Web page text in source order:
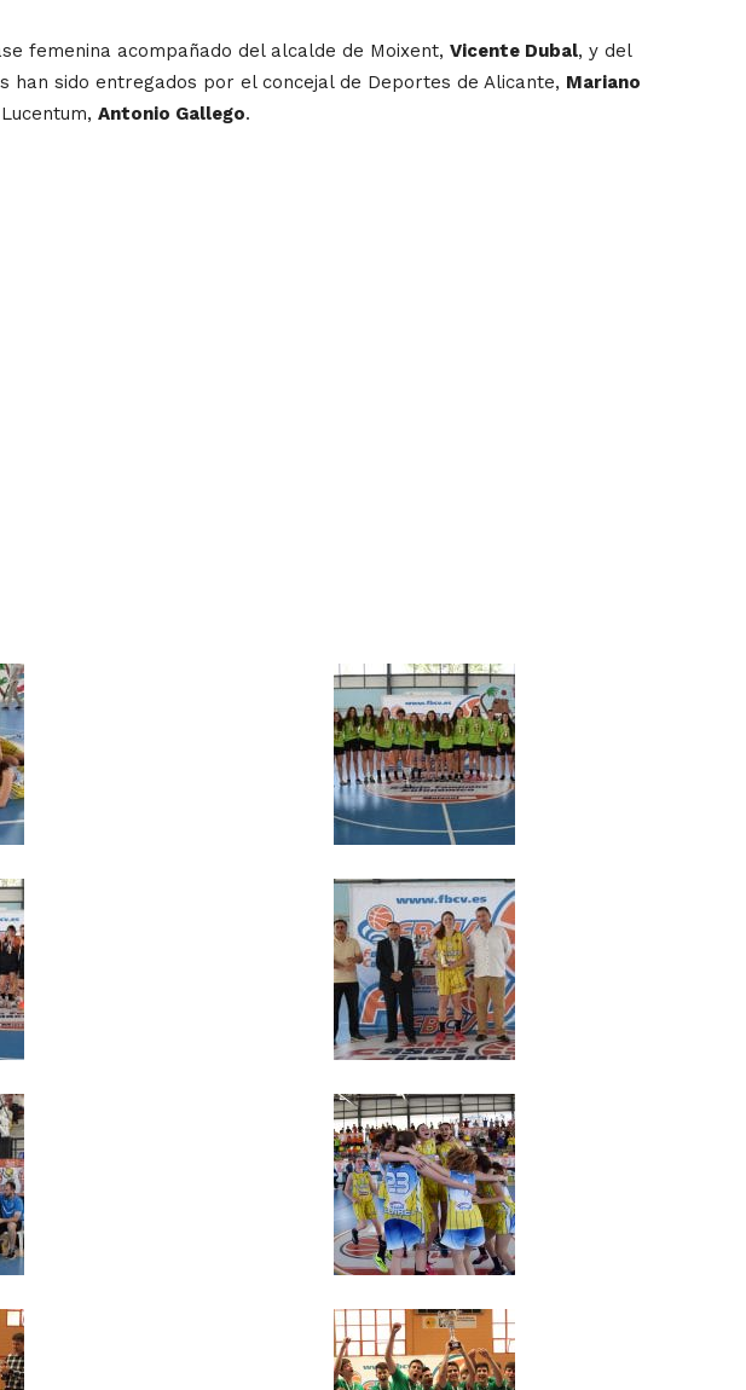
femenina acompañado del alcalde de Moixent, Vicente Dubal, y del
han sido entregados por el concejal de Deportes de Alicante, Mariano
Antonio Gallego.